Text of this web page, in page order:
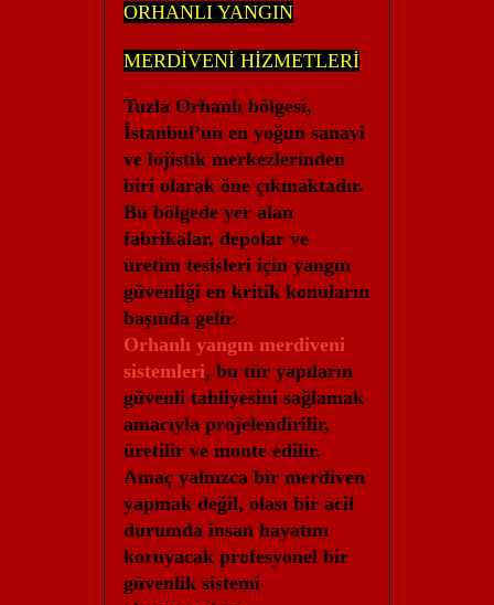
ORHANLI YANGIN
MERDİVENİ HİZMETLERİ
Tuzla Orhanlı bölgesi,
İstanbul’un en yoğun sanayi
ve lojistik merkezlerinden
biri olarak öne çıkmaktadır.
Bu bölgede yer alan
fabrikalar, depolar ve
üretim tesisleri için yangın
güvenliği en kritik konuların
başında gelir.
Orhanlı yangın merdiveni
sistemleri, bu tür yapıların
güvenli tahliyesini sağlamak
amacıyla projelendirilir,
üretilir ve monte edilir.
Amaç yalnızca bir merdiven
yapmak değil, olası bir acil
durumda insan hayatını
koruyacak profesyonel bir
güvenlik sistemi